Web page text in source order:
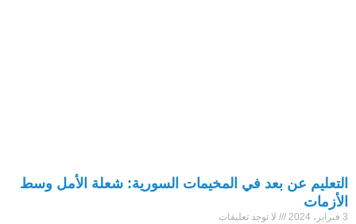
التعليم عن بعد في المخيمات السورية: شعلة الأمل وسط
الأزمات
3 فبراير، 2024 لا توجد تعليقات